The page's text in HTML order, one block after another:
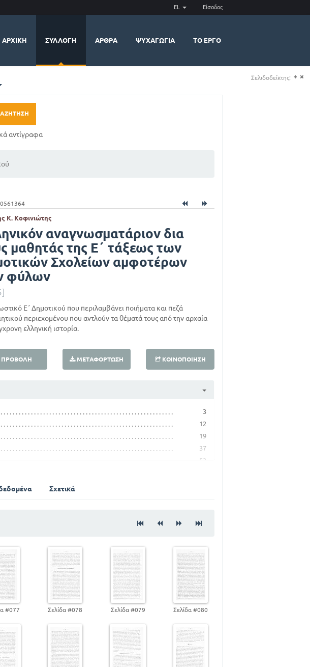
EL Είσοδος
ΑΡΧΙΚΉ ΣΥΛΛΟΓΉ ΆΡΘΡΑ ΨΥΧΑΓΩΓΊΑ ΤΟ ΈΡΓΟ
αντίγραφα
Κ. Κοφινιώτης
αναγνωσματάριον δια
μαθητάς της Ε΄ τάξεως των
Σχολείων αμφοτέρων
φύλων
Ε΄ Δημοτικού που περιλαμβάνει ποιήματα και πεζά
περιεχομένου που αντλούν τα θέματά τους από την αρχαία
ελληνική ιστορία.
ΠΡΟΒΟΛΉ ΜΕΤΑΦΌΡΤΩΣΗ ΚΟΙΝΟΠΟΊΗΣΗ
3
12
19
37
52
Σχετικά
#077 Σελίδα #078 Σελίδα #079 Σελίδα #080
Σελιδοδείκτης: